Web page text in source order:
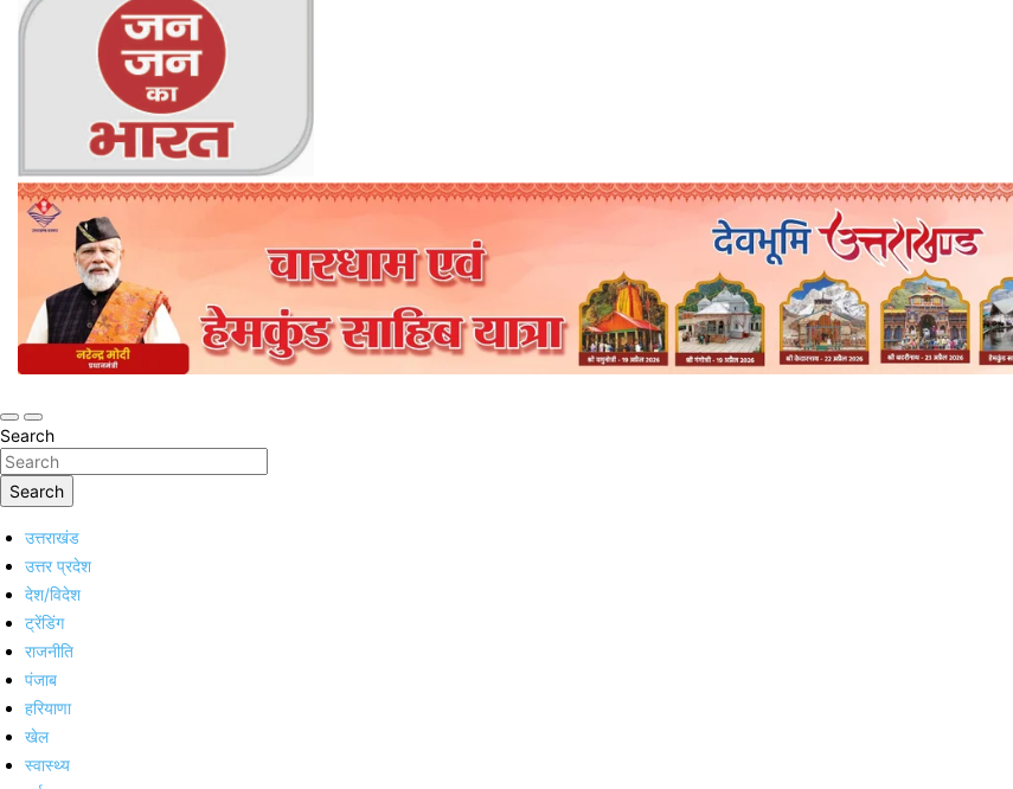
Jan Jan Ka Bharat
Online Trending Hindi News Website
Search
Search
उत्तराखंड
उत्तर प्रदेश
देश/विदेश
ट्रेंडिंग
राजनीति
पंजाब
हरियाणा
खेल
स्वास्थ्य